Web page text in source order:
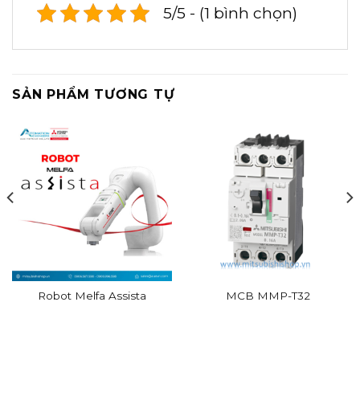
5/5 - (1 bình chọn)
SẢN PHẨM TƯƠNG TỰ
Robot Melfa Assista MCB MMP-T32